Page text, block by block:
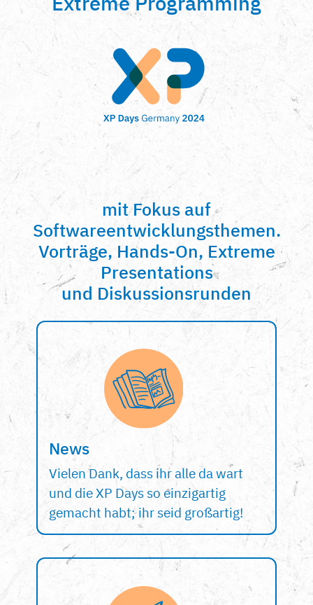
mit Fokus auf
Softwareentwicklungsthemen.
Vorträge, Hands-On, Extreme
Presentations
und Diskussionsrunden
News
Vielen Dank, dass ihr alle da wart
und die XP Days so einzigartig
gemacht habt; ihr seid großartig!